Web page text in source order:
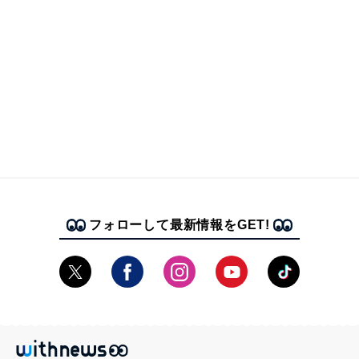
フォローして最新情報をGET!